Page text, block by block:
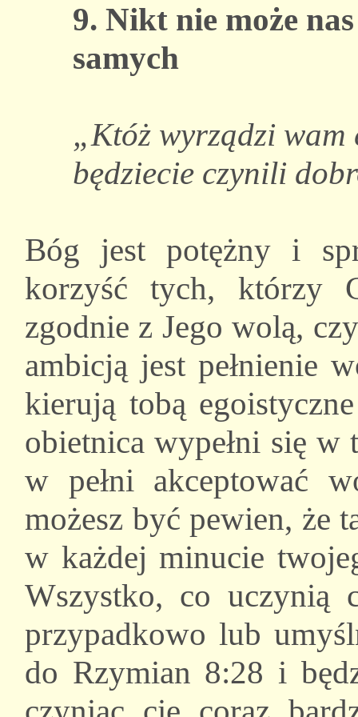
9. Nikt nie może
samych
„Któż wyrządzi wam
będziecie czynili
Bóg jest potężny i
korzyść tych, którzy
zgodnie z Jego wolą,
ambicją jest pełnienie
kierują tobą
obietnica wypełni się
w pełni akceptować
możesz być pewien, że
w każdej minucie
Wszystko, co uczynią
przypadkowo lub
do Rzymian 8:28 i